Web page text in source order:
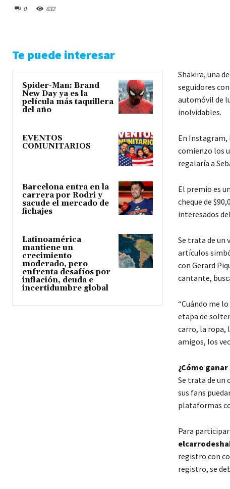
0 632
Te puede interesar
Spider-Man: Brand
New Day ya es la
película más taquillera
del año
EVENTOS
COMUNITARIOS
Barcelona entra en la
carrera por Rodri y
sacude el mercado de
fichajes
Latinoamérica
mantiene un
crecimiento
moderado, pero
enfrenta desafíos por
inflación, deuda e
incertidumbre global
Shakira, una
seguidores
automóvil de
inolvidables.
En Instagram,
comienzo los
regalaría a
El premio es
cheque de
interesados
Se trata de un
artículos
con Gerard
cantante,
“Cuándo me
etapa de
carro, la ropa,
amigos, los
¿Cómo
Se trata de un
sus fans
plataformas
Para
registro con
registro, se